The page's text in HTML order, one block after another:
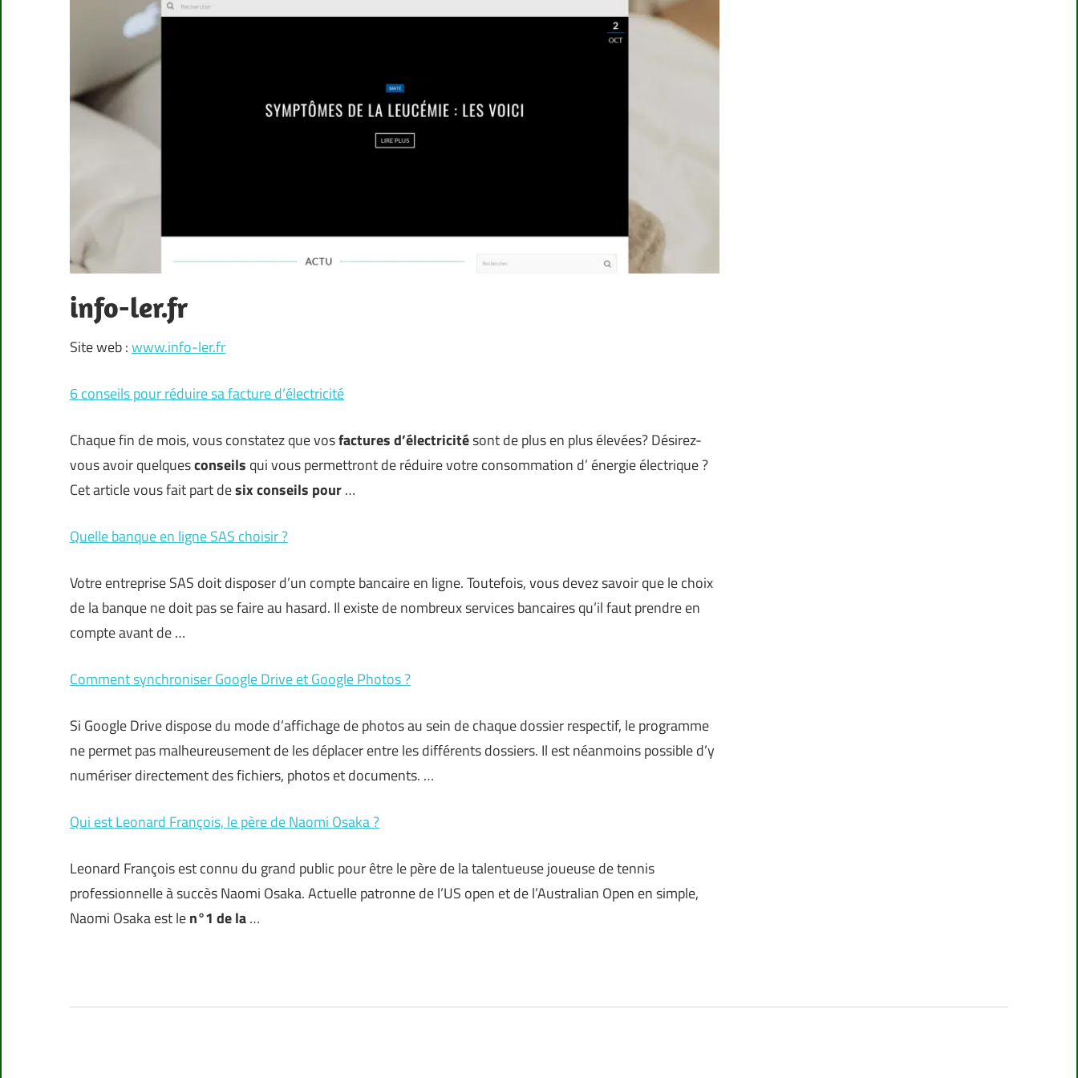
info-ler.fr
Site web :www.info-ler.fr
6 conseils pour réduire sa facture d’électricité
Chaque fin de mois, vous constatez que vosfactures d’électricitésont de plus en plus élevées? Désirez-
vous avoir quelquesconseils qui vous permettront de réduire votre consommation d’ énergie électrique ?
Cet article vous fait part desix conseils pour…
Quelle banque en ligne SAS choisir ?
Votre entreprise SAS doit disposer d’un compte bancaire en ligne. Toutefois, vous devez savoir que le choix
de la banque ne doit pas se faire au hasard. Il existe de nombreux services bancaires qu’il faut prendre en
compte avant de …
Comment synchroniser Google Drive et Google Photos ?
Si Google Drive dispose du mode d’affichage de photos au sein de chaque dossier respectif, le programme
ne permet pas malheureusement de les déplacer entre les différents dossiers. Il est néanmoins possible d’y
numériser directement des fichiers, photos et documents. …
Qui est Leonard François, le père de Naomi Osaka ?
Leonard François est connu du grand public pour être le père de la talentueuse joueuse de tennis
professionnelle à succès Naomi Osaka. Actuelle patronne de l’US open et de l’Australian Open en simple,
Naomi Osaka est len°1 de la…